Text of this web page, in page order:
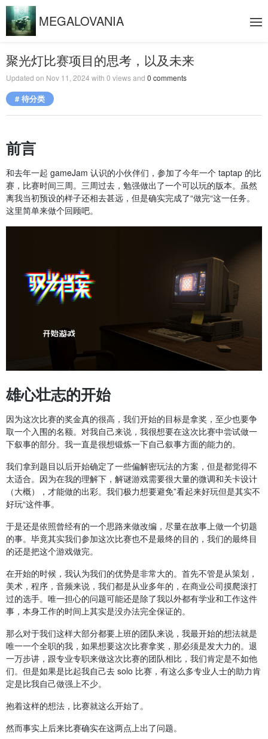
MEGALOVANIA
聚光灯比赛项目的思考，以及未来
Updated on Nov 11, 2024 with 0 views and 0 comments
# 待分类
前言
和去年一起 gameJam 认识的小伙伴们，参加了今年一个 taptap 的比
赛，比赛时间三周。三周过去，勉强做出了一个可以玩的版本。虽然
离我当初预设的样子还相去甚远，但是确实完成了“做完“这一任务。
这里简单来做个回顾吧。
雄心壮志的开始
因为这次比赛的奖金真的很高，我们开始的目标是拿奖，至少也要争
取一个入围的名额。对我自己来说，我很想要在这次比赛中尝试做一
下叙事的部分。我一直是很想锻炼一下自己叙事方面的能力的。
我们拿到题目以后开始确定了一些偏解密玩法的方案，但是都觉得不
太适合。因为在我的理解下，解谜游戏需要很大量的微调和关卡设计
（大概），才能做的出彩。我们极力想要避免”看起来好玩但是其实不
好玩“这件事。
于是还是依照曾经有的一个思路来做改编，尽量在故事上做一个切题
的事。毕竟其实我们参加这次比赛也不是最终的目的，我们的最终目
的还是把这个游戏做完。
在开始的时候，我认为我们的优势是非常大的。首先不管是从策划，
美术，程序，音频来说，我们都是从业多年的，在商业公司摸爬滚打
过的选手。唯一担心的问题可能还是除了我以外都有学业和工作这件
事，本身工作的时间上其实是没办法完全保证的。
那么对于我们这样大部分都要上班的团队来说，我最开始的想法就是
唯一一个全职的我，如果想要这次比赛拿奖，那必须是发大力的。退
一万步讲，跟专业专职来做这次比赛的团队相比，我们肯定是不如他
们。但是如果是比起我自己去 solo 比赛，有这么多专业人士的助力肯
定是比我自己做强上不少。
抱着这样的想法，比赛就这么开始了。
然而事实上后来比赛确实在这两点上出了问题。